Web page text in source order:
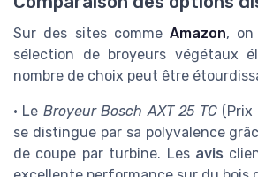
Sur des sites comme Amazon,
sélection de broyeurs végétaux
nombre de choix peut être
• Le Broyeur Bosch AXT 25 TC(Prix
se distingue par sa polyvalence
de coupe par turbine. Les avis